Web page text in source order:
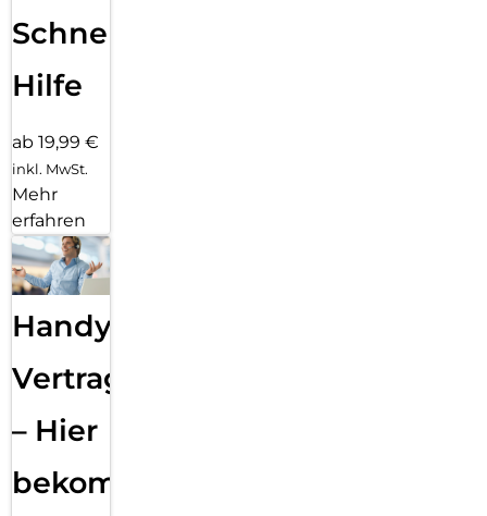
Schnelle
Hilfe
ab 19,99 €
inkl. MwSt.
Mehr
erfahren
Handy
Vertragsabwicklung
– Hier
bekommst